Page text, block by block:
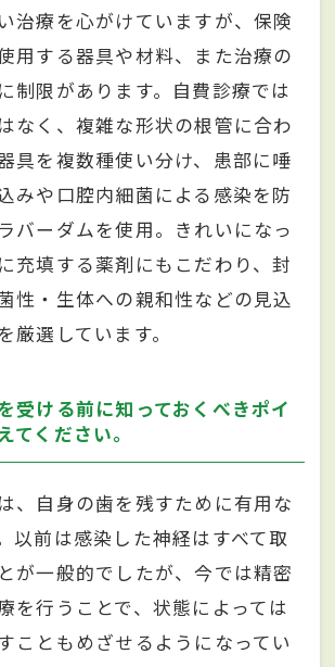
治療を心がけていますが、保険
用する器具や材料、また治療の
制限があります。自費診療では
なく、複雑な形状の根管に合わ
具を複数種使い分け、患部に唾
みや口腔内細菌による感染を防
バーダムを使用。きれいになっ
充填する薬剤にもこだわり、封
性・生体への親和性などの見込
厳選しています。
受ける前に知っておくべきポイ
てください。
、自身の歯を残すために有用な
以前は感染した神経はすべて取
が一般的でしたが、今では精密
を行うことで、状態によっては
こともめざせるようになってい